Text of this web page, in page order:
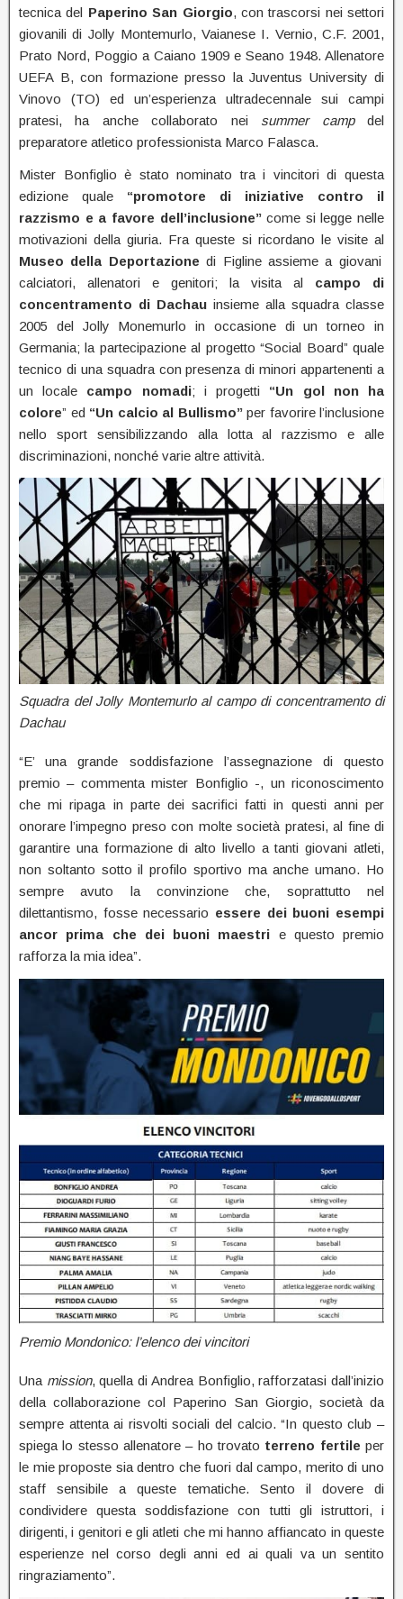
tecnica del Paperino San Giorgio, con trascorsi nei settori
giovanili di Jolly Montemurlo, Vaianese I. Vernio, C.F. 2001,
Prato Nord, Poggio a Caiano 1909 e Seano 1948. Allenatore
UEFA B, con formazione presso la Juventus University di
Vinovo (TO) ed un’esperienza ultradecennale sui campi
pratesi, ha anche collaborato nei summer campdel
preparatore atletico professionista Marco Falasca.
Mister Bonfiglio è stato nominato tra i vincitori di questa
edizione quale “promotore di iniziative contro il
razzismo e a favore dell’inclusione”come si legge nelle
motivazioni della giuria. Fra queste si ricordano le visite al
Museo della Deportazionedi Figline assieme a giovani
calciatori, allenatori e genitori; la visita al campo di
concentramento di Dachau insieme alla squadra classe
2005 del Jolly Monemurlo in occasione di un torneo in
Germania; la partecipazione al progetto “Social Board” quale
tecnico di una squadra con presenza di minori appartenenti a
un locale campo nomadi; i progetti “Un gol non ha
colore” ed “Un calcio al Bullismo”per favorire l’inclusione
nello sport sensibilizzando alla lotta al razzismo e alle
discriminazioni, nonché varie altre attività.
Squadra del Jolly Montemurlo al campo di concentramento di
Dachau
“E’ una grande soddisfazione l’assegnazione di questo
premio – commenta mister Bonfiglio -, un riconoscimento
che mi ripaga in parte dei sacrifici fatti in questi anni per
onorare l’impegno preso con molte società pratesi, al fine di
garantire una formazione di alto livello a tanti giovani atleti,
non soltanto sotto il profilo sportivo ma anche umano. Ho
sempre avuto la convinzione che, soprattutto nel
dilettantismo, fosse necessario essere dei buoni esempi
ancor prima che dei buoni maestri e questo premio
rafforza la mia idea”.
Premio Mondonico: l’elenco dei vincitori
Una mission, quella di Andrea Bonfiglio, rafforzatasi dall’inizio
della collaborazione col Paperino San Giorgio, società da
sempre attenta ai risvolti sociali del calcio. “In questo club –
spiega lo stesso allenatore – ho trovato terreno fertileper
le mie proposte sia dentro che fuori dal campo, merito di uno
staff sensibile a queste tematiche. Sento il dovere di
condividere questa soddisfazione con tutti gli istruttori, i
dirigenti, i genitori e gli atleti che mi hanno affiancato in queste
esperienze nel corso degli anni ed ai quali va un sentito
ringraziamento”.